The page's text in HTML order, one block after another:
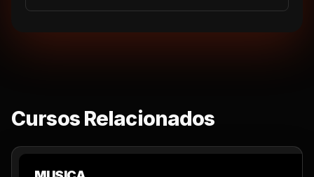
Cursos Relacionados